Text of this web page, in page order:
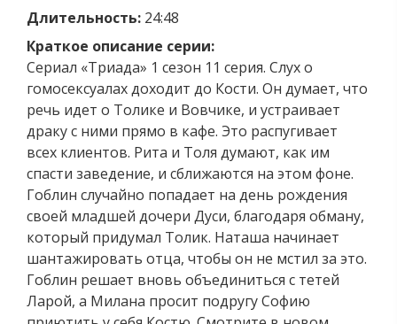
Длительность: 24:48
Краткое описание серии:
Сериал «Триада» 1 сезон 11 серия. Слух о
гомосексуалах доходит до Кости. Он думает, что
речь идет о Толике и Вовчике, и устраивает
драку с ними прямо в кафе. Это распугивает
всех клиентов. Рита и Толя думают, как им
спасти заведение, и сближаются на этом фоне.
Гоблин случайно попадает на день рождения
своей младшей дочери Дуси, благодаря обману,
который придумал Толик. Наташа начинает
шантажировать отца, чтобы он не мстил за это.
Гоблин решает вновь объединиться с тетей
Ларой, а Милана просит подругу Софию